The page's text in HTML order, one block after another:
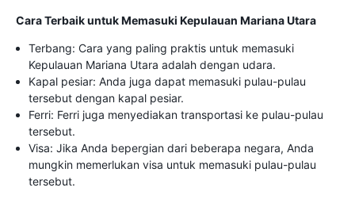
Cara Terbaik untuk Memasuki Kepulauan Mariana Utara
Terbang: Cara yang paling praktis untuk memasuki
Kepulauan Mariana Utara adalah dengan udara.
Kapal pesiar: Anda juga dapat memasuki pulau-pulau
tersebut dengan kapal pesiar.
Ferri: Ferri juga menyediakan transportasi ke pulau-pulau
tersebut.
Visa: Jika Anda bepergian dari beberapa negara, Anda
mungkin memerlukan visa untuk memasuki pulau-pulau
tersebut.